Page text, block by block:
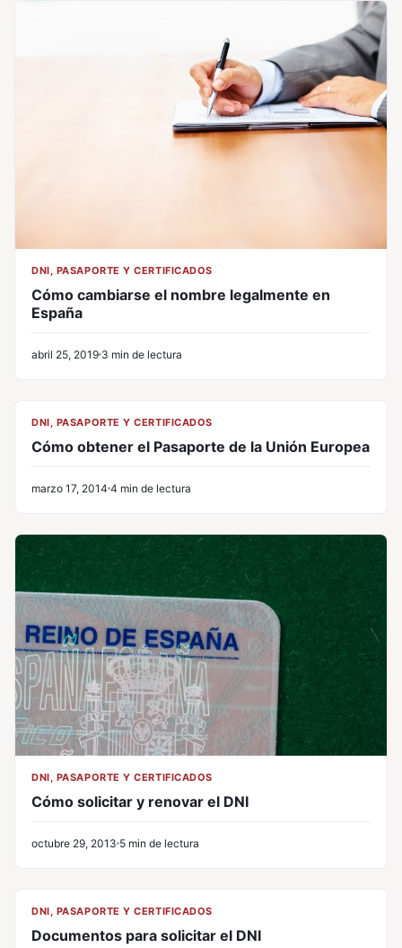
DNI, PASAPORTE Y CERTIFICADOS
Cómo cambiarse el nombre legalmente en
España
abril 25, 2019 3 min de lectura
DNI, PASAPORTE Y CERTIFICADOS
Cómo obtener el Pasaporte de la Unión Europea
marzo 17, 2014 4 min de lectura
DNI, PASAPORTE Y CERTIFICADOS
Cómo solicitar y renovar el DNI
octubre 29, 2013 5 min de lectura
DNI, PASAPORTE Y CERTIFICADOS
Documentos para solicitar el DNI